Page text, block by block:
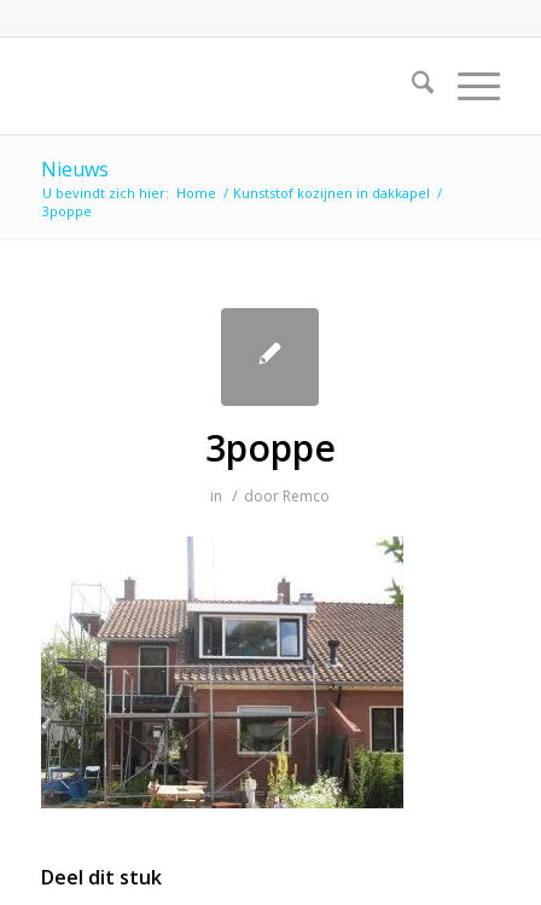
Nieuws
U bevindt zich hier: Home / Kunststof kozijnen in dakkapel /
3poppe
3poppe
in / door Remco
Deel dit stuk